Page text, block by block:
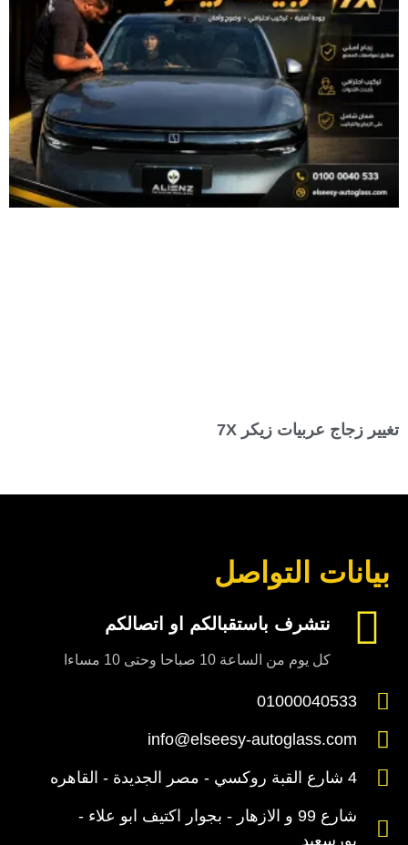
تغيير زجاج عربيات زيكر 7X
بيانات التواصل
نتشرف باستقبالكم او اتصالكم
كل يوم من الساعة 10 صباحا وحتى 10 مساءا
01000040533
info@elseesy-autoglass.com
4 شارع القبة روكسي - مصر الجديدة - القاهره
شارع 99 و الازهار - بجوار اكتيف ابو علاء -
بورسعيد